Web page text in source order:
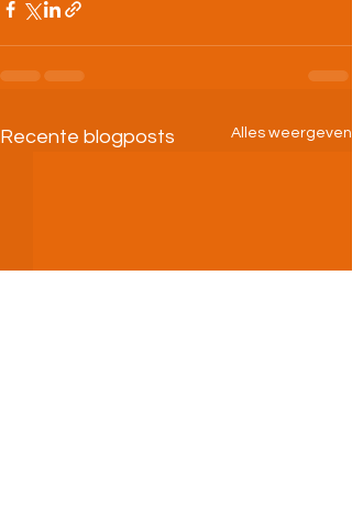
Recente blogposts Alles weergeven